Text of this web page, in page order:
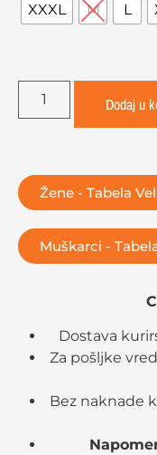
XXXL M L
Dodaj u
Žene - Tabela
Muškarci -
Dostava
Za pošljke
Bez naknade